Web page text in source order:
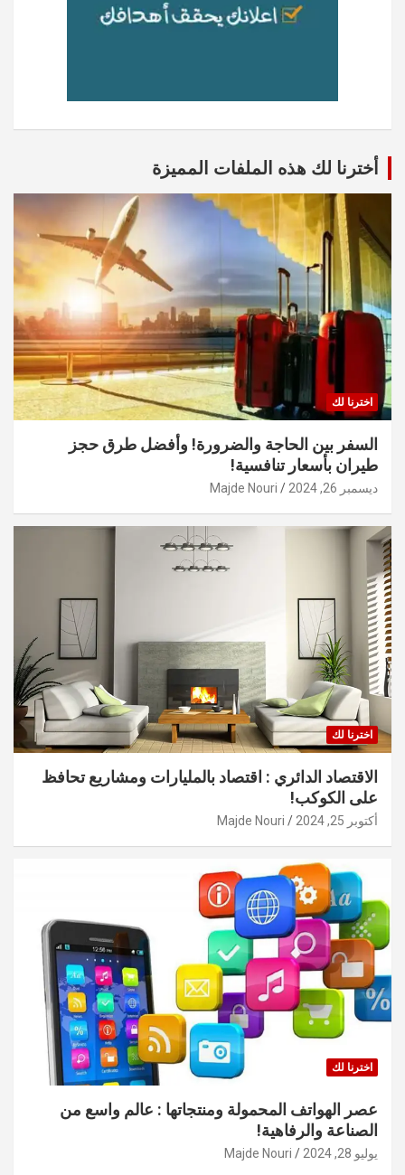
أخترنا لك هذه الملفات المميزة
اخترنا لك
السفر بين الحاجة والضرورة! وأفضل طرق حجز
طيران بأسعار تنافسية!
ديسمبر 26, 2024 Majde Nouri
اخترنا لك
الاقتصاد الدائري : اقتصاد بالمليارات ومشاريع تحافظ
على الكوكب!
أكتوبر 25, 2024 Majde Nouri
اخترنا لك
عصر الهواتف المحمولة ومنتجاتها : عالم واسع من
الصناعة والرفاهية!
يوليو 28, 2024 Majde Nouri